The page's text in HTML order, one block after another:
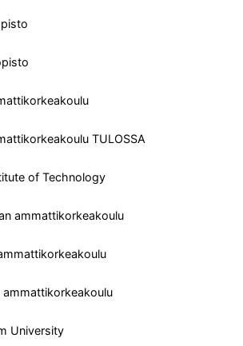
TULOSSA
of Technology
ammattikorkeakoulu
ammattikorkeakoulu
University